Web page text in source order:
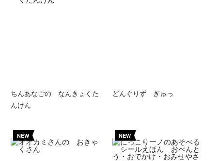
ちんあなごの なんきょくた
んけん
どんぐりず ぎゅっ
NEW NEW